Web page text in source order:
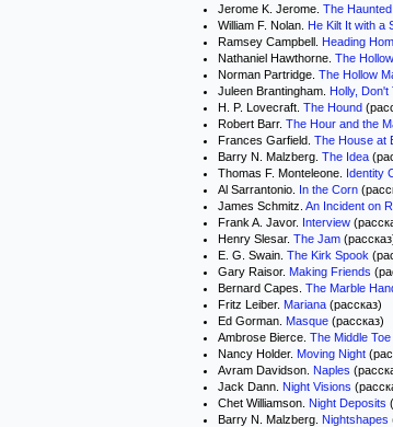
Jerome K. Jerome. The
William F. Nolan. He Kilt It with a
Ramsey Campbell. Heading
Nathaniel Hawthorne. The
Norman Partridge. The Hollow
Juleen Brantingham. Holly, Don't
H. P. Lovecraft. The Hound
Robert Barr. The Hour and the
Frances Garfield. The House at
Barry N. Malzberg. The Idea
Thomas F. Monteleone. Identity
Al Sarrantonio. In the Corn
James Schmitz. An Incident on
Frank A. Javor. Interview
Henry Slesar. The Jam
E. G. Swain. The Kirk Spook
Gary Raisor. Making Friends
Bernard Capes. The Marble
Fritz Leiber. Mariana (рассказ)
Ed Gorman. Masque (рассказ)
Ambrose Bierce. The Middle
Nancy Holder. Moving Night
Avram Davidson. Naples
Jack Dann. Night Visions
Chet Williamson. Night Deposits
Barry N. Malzberg. Nightshapes